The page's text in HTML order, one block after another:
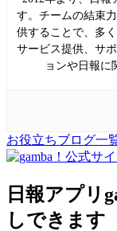
す。チームの結束
供することで、多
サービス提供、サ
ョンや日報に
お役立ちブログ一
日報アプリ
しできます